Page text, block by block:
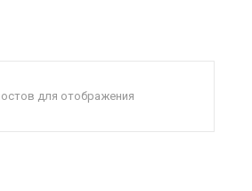
для отображения